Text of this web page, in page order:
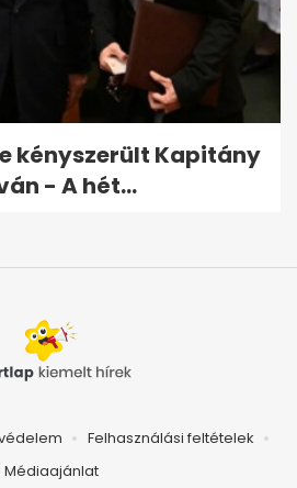
kényszerült Kapitány
- A hét...
Felhasználási feltételek
Médiaajánlat